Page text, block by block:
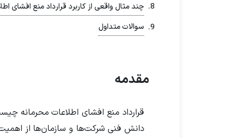
چند مثال واقعی از کاربرد قرارداد منع افشای
سوالات متداول
مقدمه
قرارداد منع افشای اطلاعات محرمانه
دانش فنی شرکت‌ها و سازمان‌ها از اهمیت